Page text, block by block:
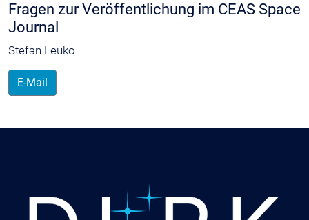
Fragen zur Veröffentlichung im CEAS Space
Journal
Stefan Leuko
E-Mail